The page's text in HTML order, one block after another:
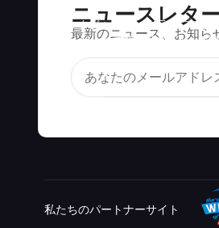
ニュースレタ
最新のニュース、お知ら
ブラックジャック、クラップス、
カジノゲームで数学的に正しい戦
私たちのパートナーサイト